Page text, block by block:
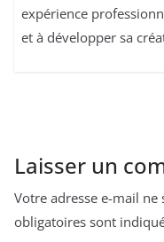
expérience
et à développer sa
Laisser un
Votre adresse e-mail ne
obligatoires sont